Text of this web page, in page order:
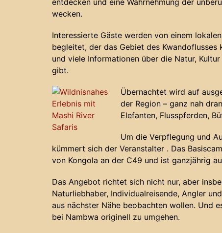
entdecken und eine Wahrnehmung der
wecken.
Interessierte Gäste werden von einem
begleitet, der das Gebiet des Kwandoflusses
und viele Informationen über die Natur,
gibt.
Übernachtet wird auf
der Region – ganz nah
Elefanten, Flusspferden,
Um die Verpflegung und
kümmert sich der Veranstalter . Das
von Kongola an der C49 und ist ganzjährig
Das Angebot richtet sich nicht nur, aber
Naturliebhaber, Individualreisende, Angler
aus nächster Nähe beobachten wollen. Und
bei Nambwa originell zu umgehen.